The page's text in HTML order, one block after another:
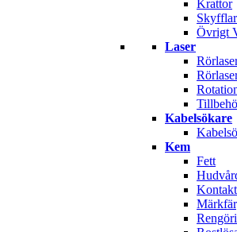
Krattor
Övrigt
Laser
Kabelsökare
Kem
Fett